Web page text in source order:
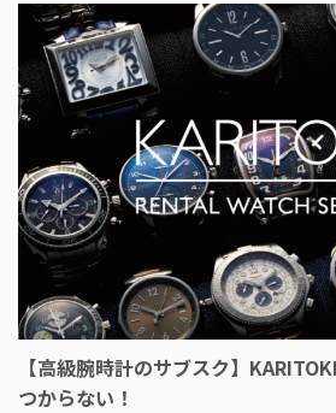
【高級腕時計のサブスク】
つからない！